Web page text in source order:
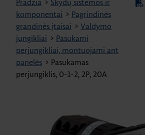
Pradžia > Skydų sistemos ir
komponentai > Pagrindinės
grandinės įtaisai > Valdymo
jungikliai > Pasukami
perjungikliai, montuojami ant
panelės > Pasukamas
perjungiklis, 0-1-2, 2P, 20A